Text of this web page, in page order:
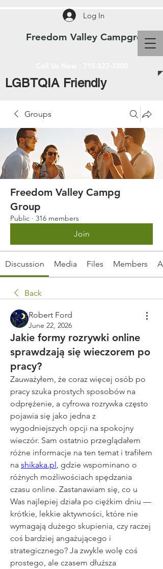
Freedom Valley Campground
Log In
LGBTQIA Friendly
Groups
Freedom Valley Campg
Group
Public · 316 members
Join
Discussion Media Files Members
Back
Robert Ford
June 22, 2026
Jakie formy rozrywki online
sprawdzają się wieczorem po
pracy?
Zauważyłem, że coraz więcej osób po
pracy szuka prostych sposobów na
odprężenie, a cyfrowa rozrywka często
pojawia się jako jedna z
wygodniejszych opcji na spokojny
wieczór. Sam ostatnio przeglądałem
różne informacje na ten temat i trafiłem
na shikaka.pl, gdzie wspominano o
różnych możliwościach spędzania
czasu online. Zastanawiam się, co u
Was najlepiej działa po ciężkim dniu —
krótkie, lekkie aktywności, które nie
wymagają dużego skupienia, czy raczej
coś bardziej angażującego i
strategicznego? Ja zwykle wolę coś
prostego, ale czasem dłuższa